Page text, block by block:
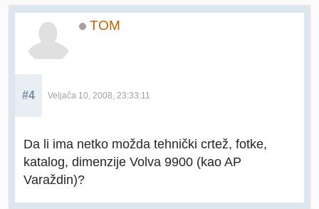
TOM
#4 Veljača 10, 2008, 23:33:11
Da li ima netko možda tehnički crtež, fotke,
katalog, dimenzije Volva 9900 (kao AP
Varaždin)?